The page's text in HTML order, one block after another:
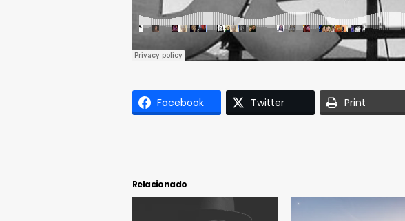
Facebook Twitter Print
Relacionado